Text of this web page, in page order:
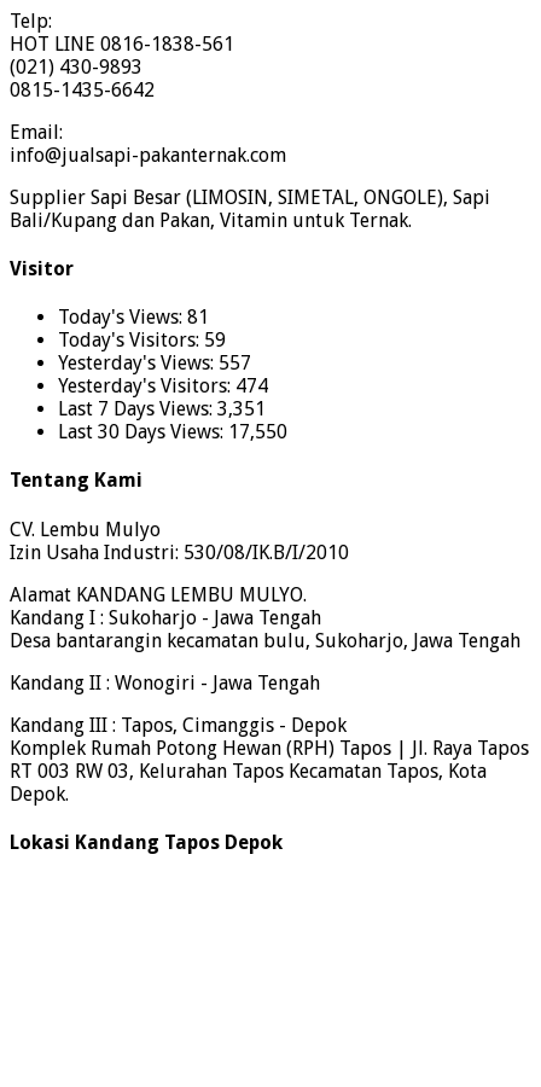
Telp:
HOT LINE 0816-1838-561
(021) 430-9893
0815-1435-6642
Email:
info@jualsapi-pakanternak.com
Supplier Sapi Besar (LIMOSIN, SIMETAL, ONGOLE), Sapi
Bali/Kupang dan Pakan, Vitamin untuk Ternak.
Visitor
Today's Views: 81
Today's Visitors: 59
Yesterday's Views: 557
Yesterday's Visitors: 474
Last 7 Days Views: 3,351
Last 30 Days Views: 17,550
Tentang Kami
CV. Lembu Mulyo
Izin Usaha Industri: 530/08/IK.B/I/2010
Alamat KANDANG LEMBU MULYO.
Kandang I : Sukoharjo - Jawa Tengah
Desa bantarangin kecamatan bulu, Sukoharjo, Jawa Tengah
Kandang II : Wonogiri - Jawa Tengah
Kandang III : Tapos, Cimanggis - Depok
Komplek Rumah Potong Hewan (RPH) Tapos | Jl. Raya Tapos
RT 003 RW 03, Kelurahan Tapos Kecamatan Tapos, Kota
Depok.
Lokasi Kandang Tapos Depok